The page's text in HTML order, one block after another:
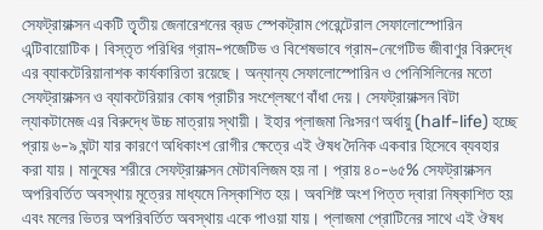
সেফট্রায়াক্সন একটি তৃৃতীয় জেনারেশনের ব্রড স্পেকট্রাম পেরেন্টেরাল সেফালোস্পোরিন
এন্টিবায়োটিক। বিস্তৃত পরিধির গ্রাম-পজেটিভ ও বিশেষভাবে গ্রাম-নেগেটিভ জীবাণুর বিরুদ্ধে
এর ব্যাকটেরিয়ানাশক কার্যকারিতা রয়েছে। অন্যান্য সেফালোস্পোরিন ও পেনিসিলিনের মতো
সেফট্রায়াক্সন ও ব্যাকটেরিয়ার কোষ প্রাচীর সংশ্লেষণে বাঁধা দেয়। সেফট্রায়াক্সন বিটা
ল্যাকটামেজ এর বিরুদ্ধে উচ্চ মাত্রায় স্থায়ী। ইহার প্লাজমা নিঃসরণ অর্ধায়ু (half-life) হচ্ছে
প্রায় ৬-৯ ঘন্টা যার কারণে অধিকাংশ রোগীর ক্ষেত্রে এই ঔষধ দৈনিক একবার হিসেবে ব্যবহার
করা যায়। মানুষের শরীরে সেফট্রায়াক্সন মেটাবলিজম হয় না। প্রায় ৪০-৬৫% সেফট্রায়াক্সন
অপরিবর্তিত অবস্থায় মূত্রের মাধ্যমে নিস্কাশিত হয়। অবশিষ্ট অংশ পিত্ত দ্বারা নিষ্কাশিত হয়
এবং মলের ভিতর অপরিবর্তিত অবস্থায় একে পাওয়া যায়। প্লাজমা প্রোটিনের সাথে এই ঔষধ